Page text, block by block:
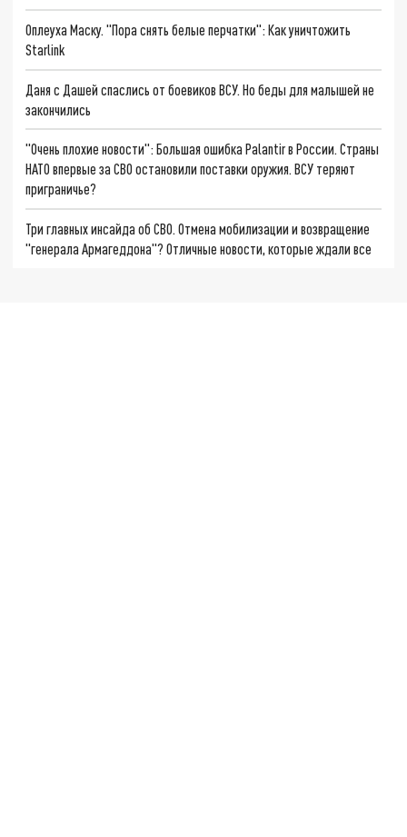
Оплеуха Маску. "Пора снять белые перчатки": Как уничтожить
Starlink
Даня с Дашей спаслись от боевиков ВСУ. Но беды для малышей не
закончились
"Очень плохие новости": Большая ошибка Palantir в России. Страны
НАТО впервые за СВО остановили поставки оружия. ВСУ теряют
приграничье?
Три главных инсайда об СВО. Отмена мобилизации и возвращение
"генерала Армагеддона"? Отличные новости, которые ждали все